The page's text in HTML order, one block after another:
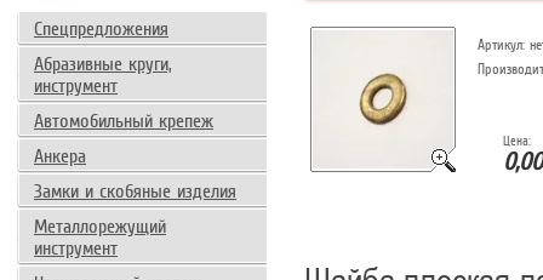
Артикул:
Цена:
0,00
Спецпредложения
Абразивные круги,
инструмент
Автомобильный крепеж
Анкера
Замки и скобяные изделия
Металлорежущий
инструмент